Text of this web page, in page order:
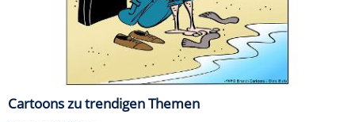
Cartoons zu trendigen Themen